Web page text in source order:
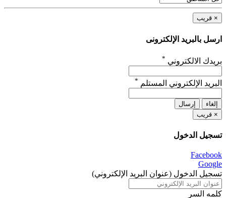
× قريب
ارسل بالبريد الإلكترونى
بريدك الالكتروني *
البريد الإلكتروني المستلم *
إلغاء
إرسال
× قريب
تسجيل الدخول
Facebook
Google
تسجيل الدخول (عنوان البريد الإلكتروني)
كلمه السر